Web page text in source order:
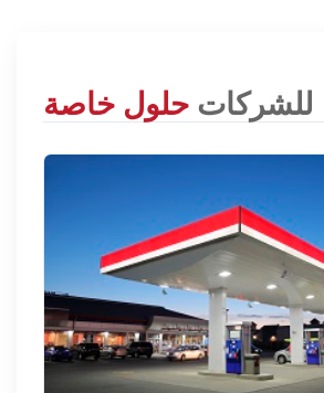
للشركات حلول خاصة